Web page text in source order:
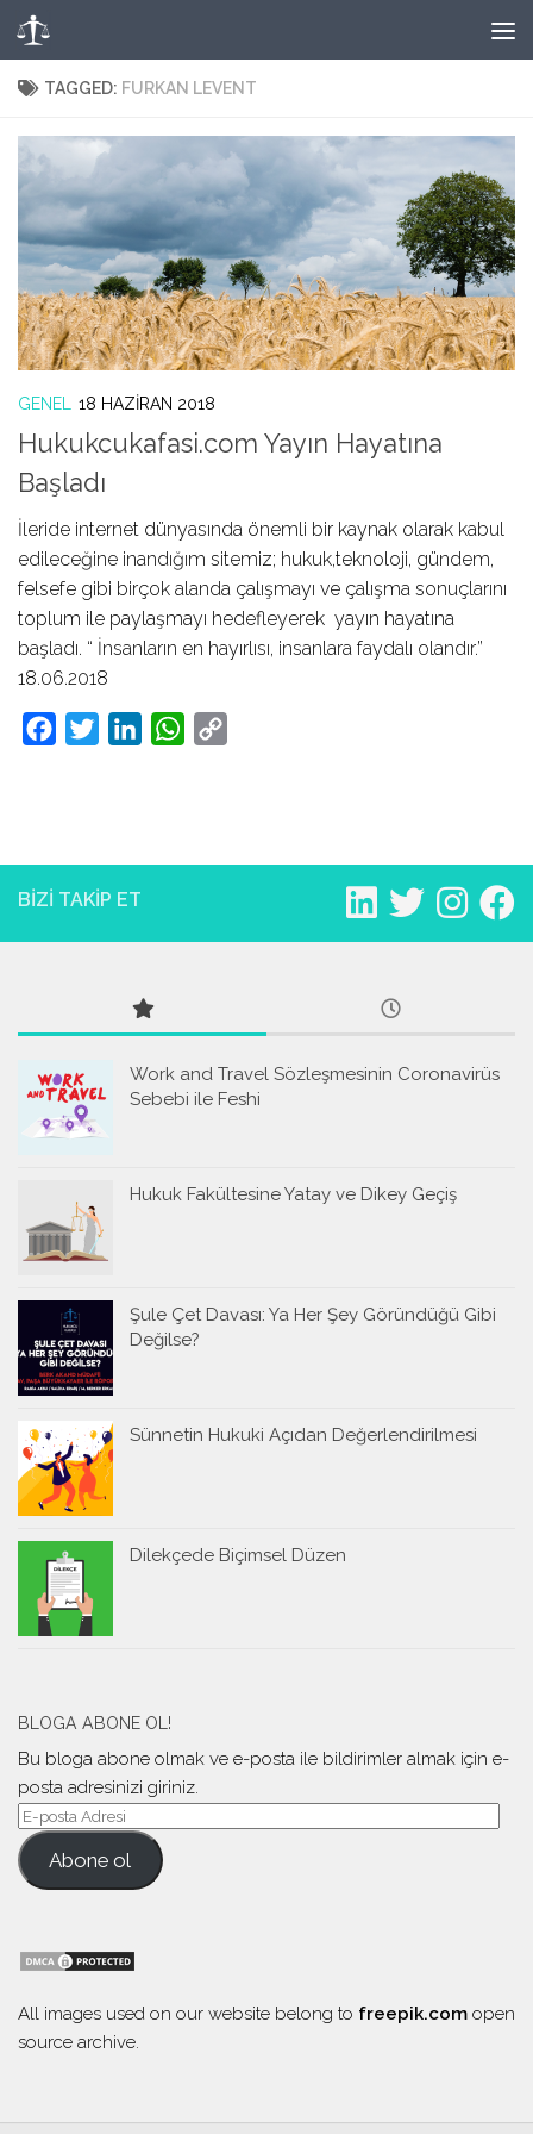
Skip to content
TAGGED: FURKAN LEVENT
GENEL 18 HAZIRAN 2018
Hukukcukafasi.com Yayın Hayatına
Başladı
İleride internet dünyasında önemli bir kaynak olarak kabul
edileceğine inandığım sitemiz; hukuk,teknoloji, gündem,
felsefe gibi birçok alanda çalışmayı ve çalışma sonuçlarını
toplum ile paylaşmayı hedefleyerek yayın hayatına
başladı. “ İnsanların en hayırlısı, insanlara faydalı olandır.”
18.06.2018
Facebook
Twitter LinkedInWhatsApp
BIZI TAKIP ET
Work and Travel Sözleşmesinin Coronavirüs
Sebebi ile Feshi
Hukuk Fakültesine Yatay ve Dikey Geçiş
Şule Çet Davası: Ya Her Şey Göründüğü Gibi
Değilse?
Sünnetin Hukuki Açıdan Değerlendirilmesi
Dilekçede Biçimsel Düzen
BLOGA ABONE OL!
Bu bloga abone olmak ve e-posta ile bildirimler almak için e-
posta adresinizi giriniz.
Abone ol
All images used on our website belong to freepik.com open
source archive.